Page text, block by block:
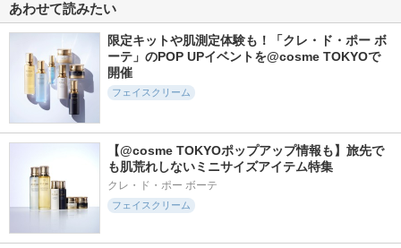
ファイン100
タイプ リフレシン
グシトラスの香り
アテニア
ス用
5.8
ウルリス ロングア
イラッシュ MIZU
ululis
グルタチオントナー
RISM(リズム)
あわせて読みたい
限定キットや肌測定体験も！「クレ・ド・ポー ボ
ーテ」のPOP UPイベントを@cosme TOKYOで
開催
フェイスクリーム
【@cosme TOKYOポップアップ情報も】旅先で
も肌荒れしないミニサイズアイテム特集
クレ・ド・ポー ボーテ
フェイスクリーム